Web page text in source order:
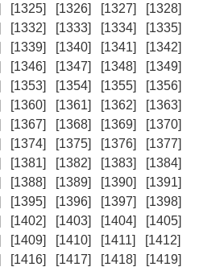
[1325] [1326] [1327]
[1328]
[1332] [1333] [1334]
[1335]
[1339] [1340] [1341]
[1342]
[1346] [1347] [1348]
[1349]
[1353] [1354] [1355]
[1356]
[1360] [1361] [1362]
[1363]
[1367] [1368] [1369]
[1370]
[1374] [1375] [1376]
[1377]
[1381] [1382] [1383]
[1384]
[1388] [1389] [1390]
[1391]
[1395] [1396] [1397]
[1398]
[1402] [1403] [1404]
[1405]
[1409] [1410] [1411]
[1412]
[1416] [1417] [1418]
[1419]